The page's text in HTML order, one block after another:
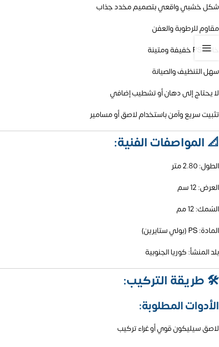
شكل خشبي واقعي بتصميم مخدد جذاب
مقاوم للرطوبة والعفن
خامة PS خفيفة ومتينة
سهل التنظيف والصيانة
لا يحتاج إلى دهان أو تشطيب إضافي
تثبيت سريع وآمن باستخدام لاصق أو مسامير
📐 المواصفات الفنية:
الطول: 2.80 متر
العرض: 12 سم
السُمك: 12 مم
المادة: PS (بولي ستايرين)
بلد المنشأ: كوريا الجنوبية
🛠️ طريقة التركيب:
الأدوات المطلوبة:
لاصق سيليكون قوي أو غراء تركيب